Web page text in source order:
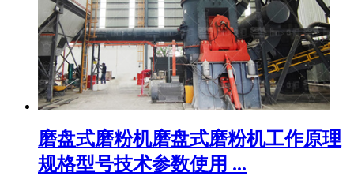
磨盘式磨粉机磨盘式磨粉机工作原理
规格型号技术参数使用 ...